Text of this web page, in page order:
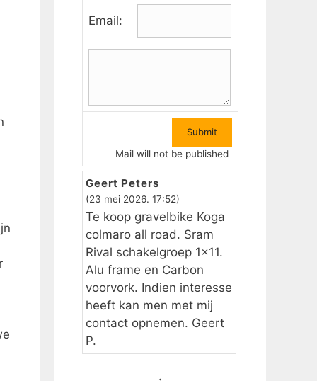
Email:
Mail will not be published
Geert Peters
(23 mei 2026. 17:52)
Te koop gravelbike Koga
colmaro all road. Sram
Rival schakelgroep 1×11.
Alu frame en Carbon
voorvork. Indien interesse
heeft kan men met mij
contact opnemen. Geert
P.